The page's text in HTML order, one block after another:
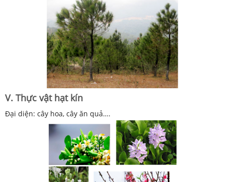
V. Thực vật hạt kín
Đại diện: cây hoa, cây ăn quả….